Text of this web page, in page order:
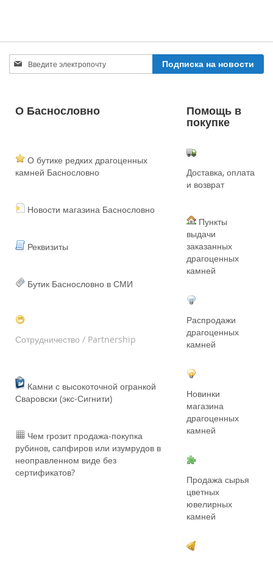
Sign
Up
Newsletter:
Подписка на новости
О Баснословно Помощь в
покупке
О бутике редких драгоценных
камней Баснословно
Новости магазина Баснословно
Реквизиты
Бутик Баснословно в СМИ
Сотрудничество / Partnership
Камни с высокоточной огранкой
Сваровски (экс-Сигнити)
Чем грозит продажа-покупка
рубинов, сапфиров или изумрудов в
неоправленном виде без
сертификатов?
Доставка, оплата
и возврат
Пункты
выдачи
заказанных
драгоценных
камней
Распродажи
драгоценных
камней
Новинки
магазина
драгоценных
камней
Продажа сырья
цветных
ювелирных
камней